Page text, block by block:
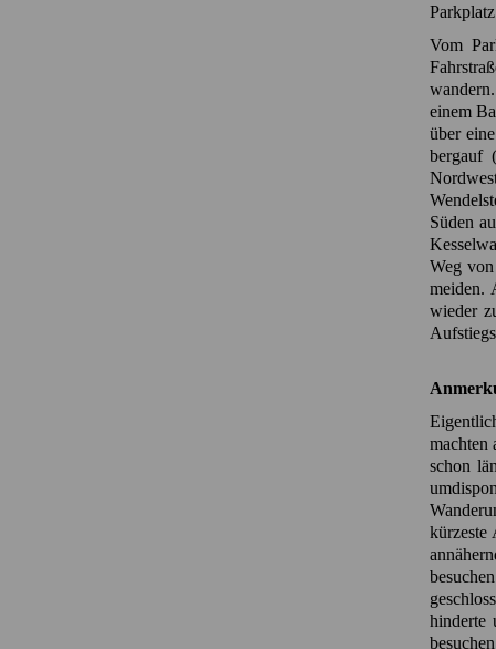
Vom
einem
über
bergauf
Süden
Weg
meiden.
wieder
machten
schon
kürzeste
hinderte